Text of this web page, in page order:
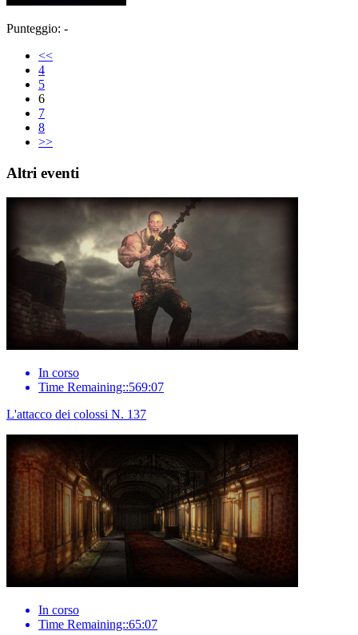
Punteggio: -
<<
4
5
6
7
8
>>
Altri eventi
In corso
Time Remaining::569:07
L'attacco dei colossi N. 137
In corso
Time Remaining::65:07